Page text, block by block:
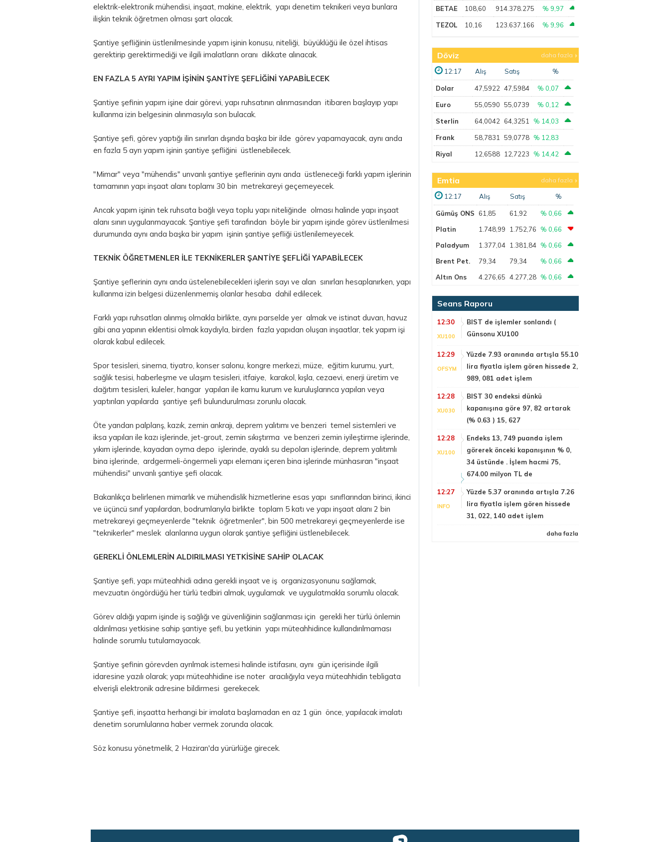
elektrik-elektronik mühendisi, inşaat, makine, elektrik, yapı denetim teknikeri veya bunlara
ilişkin teknik öğretmen olması şart olacak.
Şantiye şefliğinin üstlenilmesinde yapım işinin konusu, niteliği, büyüklüğü ile özel ihtisas
gerektirip gerektirmediği ve ilgili imalatların oranı dikkate alınacak.
EN FAZLA 5 AYRI YAPIM İŞİNİN ŞANTİYE ŞEFLİĞİNİ YAPABİLECEK
Şantiye şefinin yapım işine dair görevi, yapı ruhsatının alınmasından itibaren başlayıp yapı
kullanma izin belgesinin alınmasıyla son bulacak.
Şantiye şefi, görev yaptığı ilin sınırları dışında başka bir ilde görev yapamayacak, aynı anda
en fazla 5 ayrı yapım işinin şantiye şefliğini üstlenebilecek.
"Mimar" veya "mühendis" unvanlı şantiye şeflerinin aynı anda üstleneceği farklı yapım işlerinin
tamamının yapı inşaat alanı toplamı 30 bin metrekareyi geçemeyecek.
Ancak yapım işinin tek ruhsata bağlı veya toplu yapı niteliğinde olması halinde yapı inşaat
alanı sınırı uygulanmayacak. Şantiye şefi tarafından böyle bir yapım işinde görev üstlenilmesi
durumunda aynı anda başka bir yapım işinin şantiye şefliği üstlenilemeyecek.
TEKNİK ÖĞRETMENLER İLE TEKNİKERLER ŞANTİYE ŞEFLİĞİ YAPABİLECEK
Şantiye şeflerinin aynı anda üstelenebilecekleri işlerin sayı ve alan sınırları hesaplanırken, yapı
kullanma izin belgesi düzenlenmemiş olanlar hesaba dahil edilecek.
Farklı yapı ruhsatları alınmış olmakla birlikte, aynı parselde yer almak ve istinat duvarı, havuz
gibi ana yapının eklentisi olmak kaydıyla, birden fazla yapıdan oluşan inşaatlar, tek yapım işi
olarak kabul edilecek.
Spor tesisleri, sinema, tiyatro, konser salonu, kongre merkezi, müze, eğitim kurumu, yurt,
sağlık tesisi, haberleşme ve ulaşım tesisleri, itfaiye, karakol, kışla, cezaevi, enerji üretim ve
dağıtım tesisleri, kuleler, hangar yapıları ile kamu kurum ve kuruluşlarınca yapılan veya
yaptırılan yapılarda şantiye şefi bulundurulması zorunlu olacak.
Öte yandan palplanş, kazık, zemin ankrajı, deprem yalıtımı ve benzeri temel sistemleri ve
iksa yapıları ile kazı işlerinde, jet-grout, zemin sıkıştırma ve benzeri zemin iyileştirme işlerinde,
yıkım işlerinde, kayadan oyma depo işlerinde, ayaklı su depoları işlerinde, deprem yalıtımlı
bina işlerinde, ardgermeli-öngermeli yapı elemanı içeren bina işlerinde münhasıran "inşaat
mühendisi" unvanlı şantiye şefi olacak.
Bakanlıkça belirlenen mimarlık ve mühendislik hizmetlerine esas yapı sınıflarından birinci, ikinci
ve üçüncü sınıf yapılardan, bodrumlarıyla birlikte toplam 5 katı ve yapı inşaat alanı 2 bin
metrekareyi geçmeyenlerde "teknik öğretmenler", bin 500 metrekareyi geçmeyenlerde ise
"teknikerler" meslek alanlarına uygun olarak şantiye şefliğini üstlenebilecek.
GEREKLİ ÖNLEMLERİN ALDIRILMASI YETKİSİNE SAHİP OLACAK
Şantiye şefi, yapı müteahhidi adına gerekli inşaat ve iş organizasyonunu sağlamak,
mevzuatın öngördüğü her türlü tedbiri almak, uygulamak ve uygulatmakla sorumlu olacak.
Görev aldığı yapım işinde iş sağlığı ve güvenliğinin sağlanması için gerekli her türlü önlemin
aldırılması yetkisine sahip şantiye şefi, bu yetkinin yapı müteahhidince kullandırılmaması
halinde sorumlu tutulamayacak.
Şantiye şefinin görevden ayrılmak istemesi halinde istifasını, aynı gün içerisinde ilgili
idaresine yazılı olarak; yapı müteahhidine ise noter aracılığıyla veya müteahhidin tebligata
elverişli elektronik adresine bildirmesi gerekecek.
Şantiye şefi, inşaatta herhangi bir imalata başlamadan en az 1 gün önce, yapılacak imalatı
denetim sorumlularına haber vermek zorunda olacak.
Söz konusu yönetmelik, 2 Haziran'da yürürlüğe girecek.
BETAE 108,60 914.378.275 % 9,97
TEZOL 10,16 123.637.166 % 9,96
Döviz daha fazla
12:17 Alış Satış %
Dolar 47,5922 47,5984 % 0,07
Euro 55,0590 55,0739 % 0,12
Sterlin 64,0042 64,3251 % 14,03
Frank 58,7831 59,0778 % 12,83
Riyal 12,6588 12,7223 % 14,42
Emtia daha fazla
12:17 Alış Satış %
Gümüş ONS 61,85 61,92
% 0,66
Platin
1.748,99 1.752,76
% 0,66
Paladyum
1.377,04 1.381,84 % 0,66
Brent Pet.
79,34 79,34
% 0,66
Altın Ons
4.276,65 4.277,28 % 0,66
Seans Raporu
12:30
XU100
BIST de işlemler sonlandı (
Günsonu XU100
12:29
OFSYM
Yüzde 7.93 oranında artışla 55.10
lira fiyatla işlem gören hissede 2,
989, 081 adet işlem
12:28
XU030
BIST 30 endeksi dünkü
kapanışına göre 97, 82 artarak
(% 0.63 ) 15, 627
12:28
XU100
Endeks 13, 749 puanda işlem
görerek önceki kapanışının % 0,
34 üstünde . İşlem hacmi 75,
674.00 milyon TL de
12:27
INFO
Yüzde 5.37 oranında artışla 7.26
lira fiyatla işlem gören hissede
31, 022, 140 adet işlem
daha fazla